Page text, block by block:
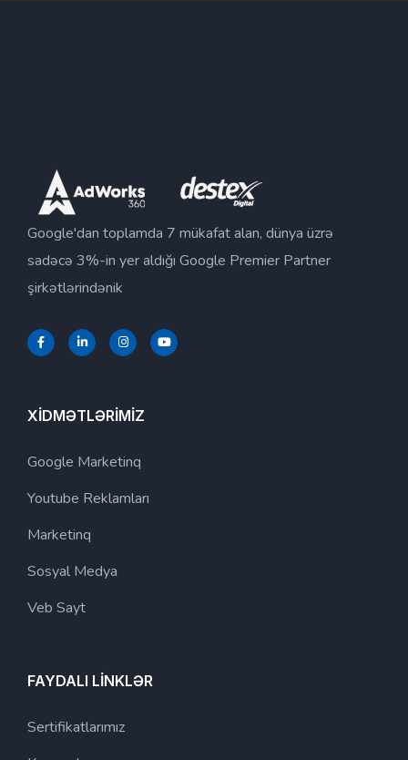
Google'dan toplamda 7 mükafat alan, dünya üzrə
sadəcə 3%-in yer aldığı Google Premier Partner
şirkətlərindənik
XİDMƏTLƏRİMİZ
Google Marketinq
Youtube Reklamları
Marketinq
Sosyal Medya
Veb Sayt
FAYDALI LİNKLƏR
Sertifikatlarımız